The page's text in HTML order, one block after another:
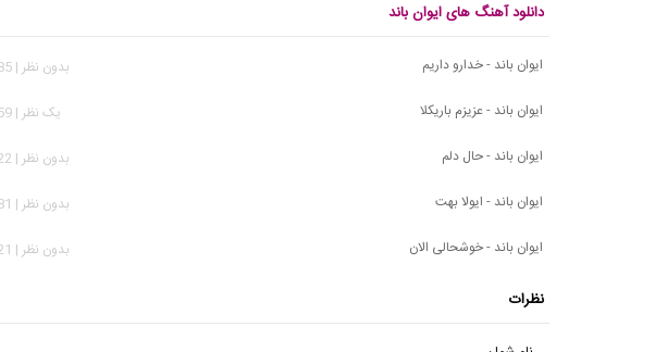
دانلود آهنگ های ایوان باند
ایوان باند - خدارو داریم
بدون نظر | 1,385 بازدید
ایوان باند - عزیزم باریکلا
يک نظر | 1,259 بازدید
ایوان باند - حال دلم
بدون نظر | 1,222 بازدید
ایوان باند - ایولا بهت
بدون نظر | 2,081 بازدید
ایوان باند - خوشحالی الان
بدون نظر | 3,621 بازدید
نظرات